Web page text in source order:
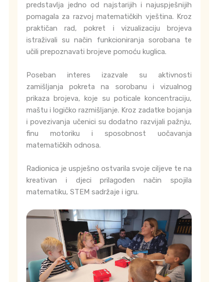
predstavlja jedno od najstarijih i najuspješnijih
pomagala za razvoj matematičkih vještina. Kroz
praktičan rad, pokret i vizualizaciju brojeva
istraživali su način funkcioniranja sorobana te
učili prepoznavati brojeve pomoću kuglica.
Poseban interes izazvale su aktivnosti
zamišljanja pokreta na sorobanu i vizualnog
prikaza brojeva, koje su poticale koncentraciju,
maštu i logičko razmišljanje. Kroz zadatke bojanja
i povezivanja učenici su dodatno razvijali pažnju,
finu motoriku i sposobnost uočavanja
matematičkih odnosa.
Radionica je uspješno ostvarila svoje ciljeve te na
kreativan i djeci prilagođen način spojila
matematiku, STEM sadržaje i igru.